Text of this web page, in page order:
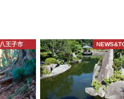
八王子市